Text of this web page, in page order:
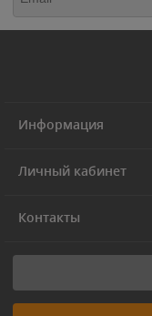
Информация
Личный кабинет
Контакты